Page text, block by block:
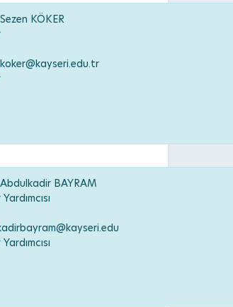
KÖKER
BAYRAM